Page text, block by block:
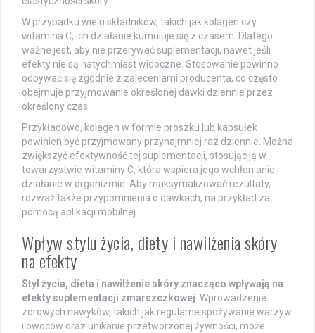
W przypadku wielu składników, takich jak kolagen czy
witamina C, ich działanie kumuluje się z czasem. Dlatego
ważne jest, aby nie przerywać suplementacji, nawet jeśli
efekty nie są natychmiast widoczne. Stosowanie powinno
odbywać się zgodnie z zaleceniami producenta, co często
obejmuje przyjmowanie określonej dawki dziennie przez
określony czas.
Przykładowo, kolagen w formie proszku lub kapsułek
powinien być przyjmowany przynajmniej raz dziennie. Można
zwiększyć efektywność tej suplementacji, stosując ją w
towarzystwie witaminy C, która wspiera jego wchłanianie i
działanie w organizmie. Aby maksymalizować rezultaty,
rozważ także przypomnienia o dawkach, na przykład za
pomocą aplikacji mobilnej.
Wpływ stylu życia, diety i nawilżenia skóry
na efekty
Styl życia, dieta i nawilżenie skóry znacząco wpływają na
efekty suplementacji zmarszczkowej . Wprowadzenie
zdrowych nawyków, takich jak regularne spożywanie warzyw
i owoców oraz unikanie przetworzonej żywności, może